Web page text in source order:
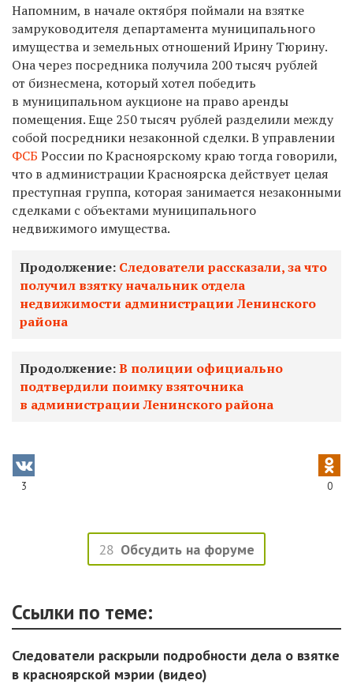
Напомним, в начале октября поймали на взятке
замруководителя департамента муниципального
имущества и земельных отношений Ирину Тюрину.
Она через посредника получила 200 тысяч рублей
от бизнесмена, который хотел победить
в муниципальном аукционе на право аренды
помещения. Еще 250 тысяч рублей разделили между
собой посредники незаконной сделки. В управлении
ФСБ России по Красноярскому краю тогда говорили,
что в администрации Красноярска действует целая
преступная группа, которая занимается незаконными
сделками с объектами муниципального
недвижимого имущества.
Продолжение: Следователи рассказали, за что
получил взятку начальник отдела
недвижимости администрации Ленинского
района
Продолжение:В полиции официально
подтвердили поимку взяточника
в администрации Ленинского района
3 0
28 Обсудить на форуме
Ссылки по теме:
Следователи раскрыли подробности дела о взятке
в красноярской мэрии (видео)